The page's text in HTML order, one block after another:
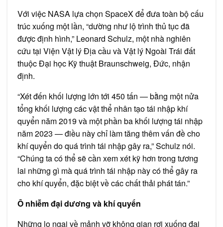
Với việc NASA lựa chọn SpaceX để đưa toàn bộ cấu
trúc xuống một lần, “dường như lộ trình thủ tục đã
được định hình,” Leonard Schulz, một nhà nghiên
cứu tại Viện Vật lý Địa cầu và Vật lý Ngoài Trái đất
thuộc Đại học Kỹ thuật Braunschweig, Đức, nhận
định.
“Xét đến khối lượng lớn tới 450 tấn — bằng một nửa
tổng khối lượng các vật thể nhân tạo tái nhập khí
quyển năm 2019 và một phần ba khối lượng tái nhập
năm 2023 — điều này chỉ làm tăng thêm vấn đề cho
khí quyển do quá trình tái nhập gây ra,” Schulz nói.
“Chúng ta có thể sẽ cần xem xét kỹ hơn trong tương
lai những gì mà quá trình tái nhập này có thể gây ra
cho khí quyển, đặc biệt về các chất thải phát tán.”
Ô nhiễm đại dương và khí quyển
Những lo ngại về mảnh vỡ không gian rơi xuống đại